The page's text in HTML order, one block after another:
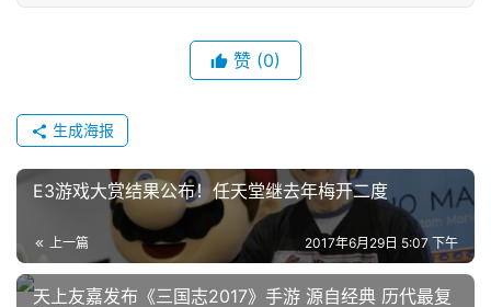
赞 (0)
生成海报
E3游戏大赏结果公布！任天堂继去年梅开二度
上一篇 2017年6月29日 5:07 下午
天上友嘉发布《三国志2017》手游 源自经典 历代最复